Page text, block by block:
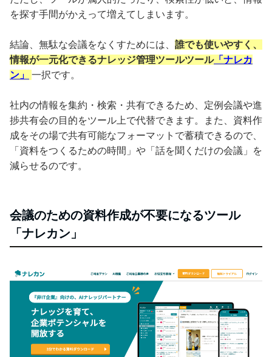
を探す手間がかえって増えてしまいます。
結論、無駄な会議をなくすためには、 誰でも使いやすく、
情報が一元化できるナレッジ管理ツールツール「ナレカ
ン」
一択です。
社内の情報を集約・検索・共有できるため、定例会議や進
捗共有会の目的をツール上で代替できます。また、資料作
成をその場で共有可能なフォーマットで蓄積できるので、
「資料をつくるための時間」や「話を聞くだけの会議」を
減らせるのです。
会議のための資料作成が不要になるツール
「ナレカン」